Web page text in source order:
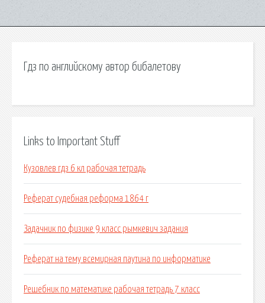
Гдз по английскому автор бибалетову
Links to Important Stuff
Кузовлев гдз 6 кл рабочая тетрадь
Реферат судебная реформа 1864 г
Задачник по физике 9 класс рымкевич задания
Реферат на тему всемирная паутина по информатике
Решебник по математике рабочая тетрадь 7 класс